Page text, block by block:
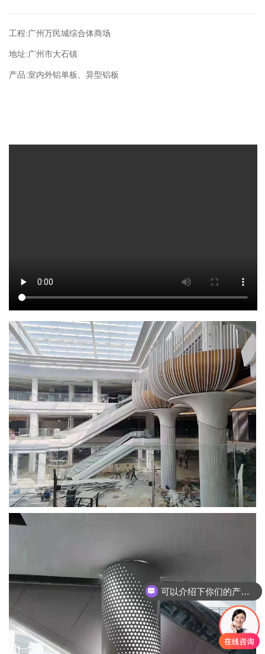
工程:广州万民城综合体商场
地址:广州市大石镇
产品:室内外铝单板、异型铝板
可以介绍下你们的产品么